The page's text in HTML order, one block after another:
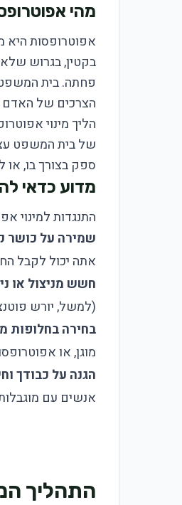
מהי
אפוטרופסות היא
בקטין, בגרוש שלא
פחתה. בית המשפט
הצרכים של האדם
הליך מינוי
של בית המשפט
ספק בצורך בו,
מדוע כדאי
התנגדות למינוי
שמירה על כושר
אתה יכול לקבל
חשש מניצול או
(למשל, יורש
בחירה בחלופות
מוגן, או
הגנה על כבודך
אנשים עם מוגבלות (2000) מוגנות זכויות אדם בסיסיות, וההתנגדות עשויה להיות הדרך
התהליך